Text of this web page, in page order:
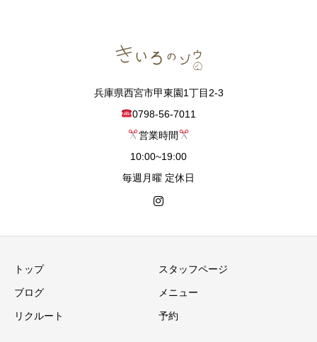
兵庫県西宮市甲東園1丁目2-3
0798-56-7011
営業時間
10:00~19:00
毎週月曜 定休日
トップ スタッフページ
ブログ メニュー
リクルート 予約